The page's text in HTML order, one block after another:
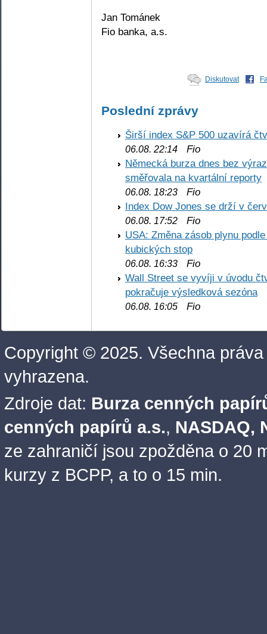
Jan Tománek
Fio banka, a.s.
Diskutovat
Poslední zprávy
Širší index S&P 500 uzavírá
06.08. 22:14 Fio
Německá burza dnes bez
směřovala na kvartální reporty
06.08. 18:23 Fio
Index Dow Jones se drží v
06.08. 17:52 Fio
USA: Změna zásob plynu
kubických stop
06.08. 16:33 Fio
Wall Street se vyvíji v úvodu
pokračuje výsledková sezóna
06.08. 16:05 Fio
Copyright © 2025. Všechna práva
vyhrazena.
Zdroje dat: Burza cenných
cenných papírů a.s., NASDAQ,
ze zahraničí jsou zpožděna o 20
kurzy z BCPP, a to o 15 min.